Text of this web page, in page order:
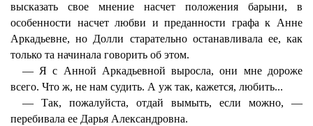
высказать свое мнение насчет положения барыни, в
особенности насчет любви и преданности графа к Анне
Аркадьевне, но Долли старательно останавливала ее, как
только та начинала говорить об этом.
— Я с Анной Аркадьевной выросла, они мне дороже
всего. Что ж, не нам судить. А уж так, кажется, любить...
— Так, пожалуйста, отдай вымыть, если можно, —
перебивала ее Дарья Александровна.